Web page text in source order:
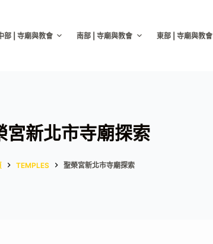
部 | 寺廟與教會 南部 | 寺廟與教會 東部 | 寺廟與教會
宮新北市寺廟探索
TEMPLES 聖榮宮新北市寺廟探索